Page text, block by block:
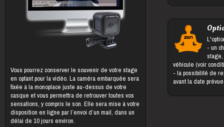
Vous pourrez conserver le souvenir de votre stage
en optant pour la vidéo. La caméra embarquée sera
fixée à la monoplace juste au-dessus de votre
casque et vous permettra de retrouver toutes vos
sensations, y compris le son. Elle sera mise à votre
disposition en ligne par l’envoi d’un mail, dans un
délai de 10 jours environ.
- un changement du bénéficiaire du
véhicule (voir
- la possibilité de reporter le stage jusqu'à 5 jours
avant la date